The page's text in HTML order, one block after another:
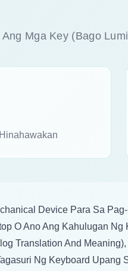
Mga Key (bago
Device Para Sa
O Ano Ang Kahulugan
Translation And
Ng Keyboard